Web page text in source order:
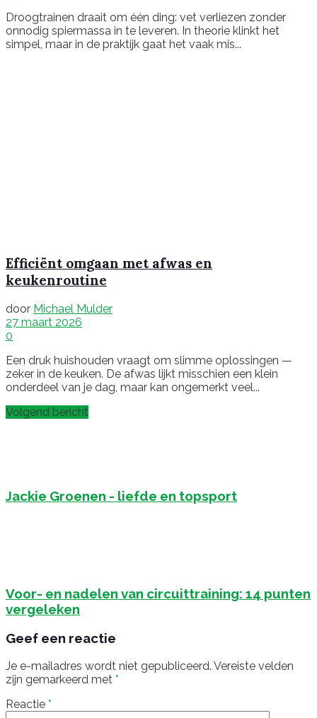
Droogtrainen draait om één ding: vet verliezen zonder
onnodig spiermassa in te leveren. In theorie klinkt het
simpel, maar in de praktijk gaat het vaak mis...
Efficiënt omgaan met afwas en
keukenroutine
door Michael Mulder
27 maart 2026
0
Een druk huishouden vraagt om slimme oplossingen —
zeker in de keuken. De afwas lijkt misschien een klein
onderdeel van je dag, maar kan ongemerkt veel...
Volgend bericht
Jackie Groenen - liefde en topsport
Voor- en nadelen van circuittraining: 14 punten
vergeleken
Geef een reactie
Je e-mailadres wordt niet gepubliceerd. Vereiste velden
zijn gemarkeerd met *
Reactie *